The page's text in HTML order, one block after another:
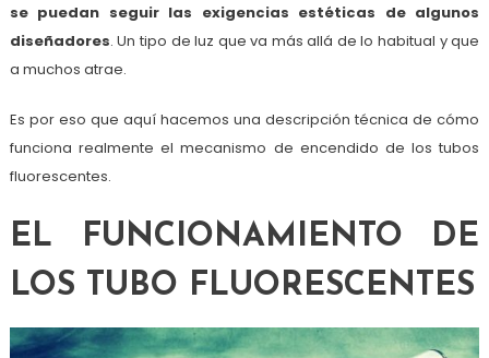
se puedan seguir las exigencias estéticas de algunos
diseñadores. Un tipo de luz que va más allá de lo habitual y que
a muchos atrae.
Es por eso que aquí hacemos una descripción técnica de cómo
funciona realmente el mecanismo de encendido de los tubos
fluorescentes.
EL FUNCIONAMIENTO DE
LOS TUBO FLUORESCENTES